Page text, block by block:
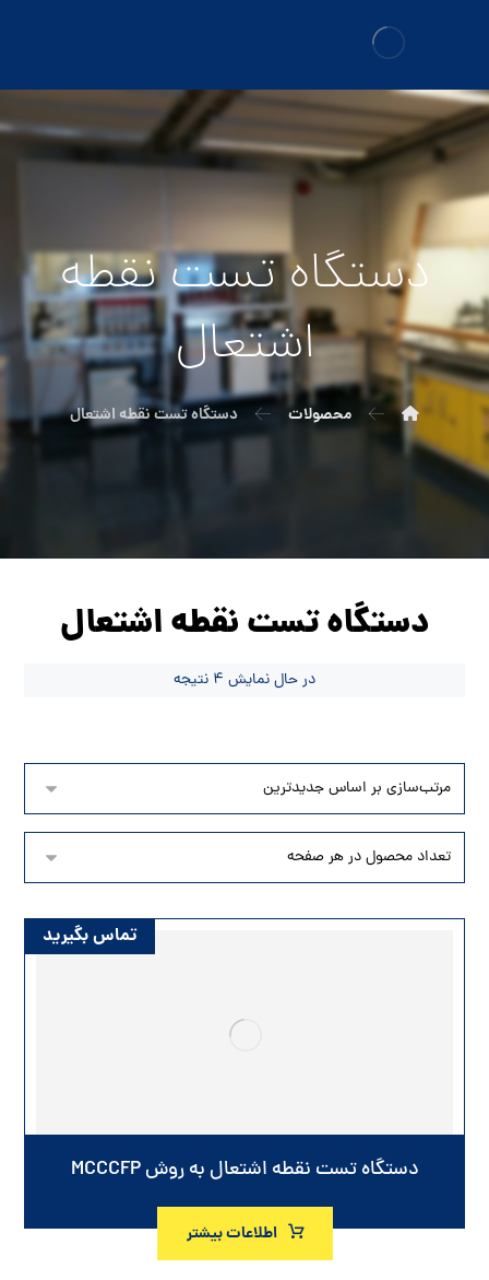
دستگاه تست نقطه
اشتعال
محصولات دستگاه تست نقطه اشتعال
دستگاه تست نقطه اشتعال
در حال نمایش 4 نتیجه
دستگاه تست نقطه اشتعال به روش MCCCFP
تماس بگیرید
اطلاعات بیشتر